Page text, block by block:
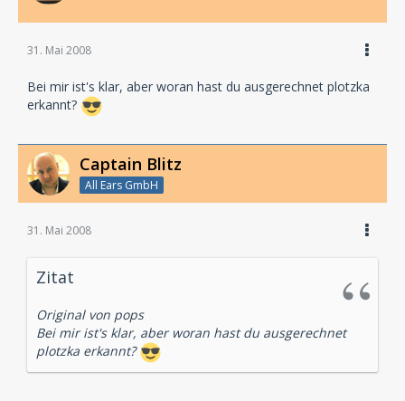
31. Mai 2008
Bei mir ist's klar, aber woran hast du ausgerechnet plotzka
erkannt?
Captain Blitz
All Ears GmbH
31. Mai 2008
Zitat
Original von pops
Bei mir ist's klar, aber woran hast du ausgerechnet
plotzka erkannt?